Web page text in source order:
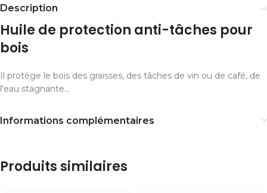
Description
Huile de protection anti-tâches pour
bois
Il protège le bois des graisses, des tâches de vin ou de café, de
l'eau stagnante...
Informations complémentaires
Produits similaires